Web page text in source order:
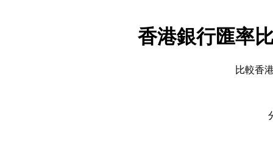
香港銀行匯率
比較香